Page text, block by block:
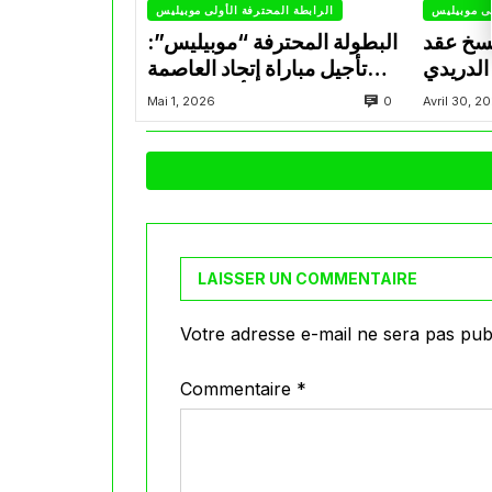
الرابطة المحترفة الأولى موبيليس
البطولة المحترفة “موبيليس”:
تأجيل مباراة إتحاد العاصمة
وأتلتيك بارادو
Mai 1, 2026 0
موبيليس
عقد
Avril 30,
LAISSER UN COMMENTAIRE
Votre adresse e-mail ne sera pas
Commentaire *